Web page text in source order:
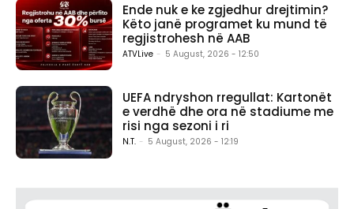
Ende nuk e ke zgjedhur drejtimin?
Këto janë programet ku mund të
regjistrohesh në AAB
ATVLive - 5 August, 2026 - 12:50
UEFA ndryshon rregullat: Kartonët
e verdhë dhe ora në stadiume me
risi nga sezoni i ri
N.T. - 5 August, 2026 - 12:19